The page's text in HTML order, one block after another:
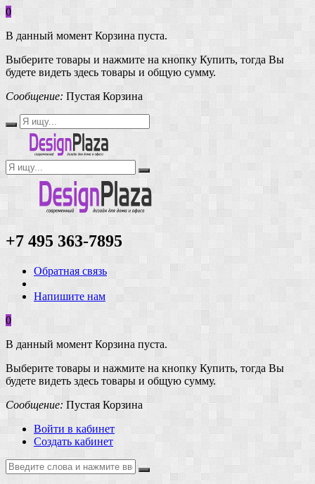
0
В данный момент Корзина пуста.
Выберите товары и нажмите на кнопку Купить, тогда Вы
будете видеть здесь товары и общую сумму.
Сообщение: Пустая Корзина
+7 495 363-7895
Обратная связь
Напишите нам
0
В данный момент Корзина пуста.
Выберите товары и нажмите на кнопку Купить, тогда Вы
будете видеть здесь товары и общую сумму.
Сообщение: Пустая Корзина
Войти в кабинет
Создать кабинет